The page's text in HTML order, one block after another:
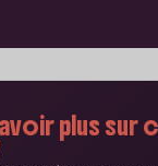
plus sur